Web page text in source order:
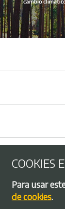
Menú del
COOKIES
Para usar
de cookies.